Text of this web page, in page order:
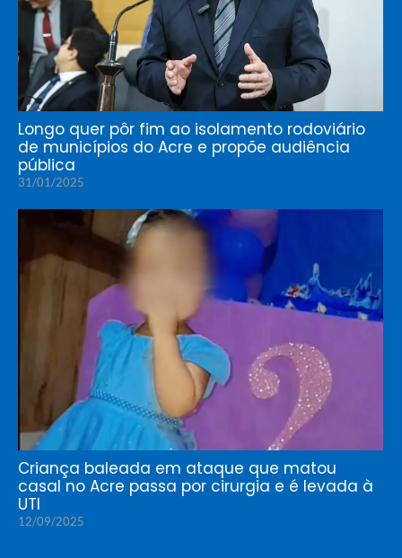
Longo quer pôr fim ao isolamento rodoviário
de municípios do Acre e propõe audiência
pública
31/01/2025
Criança baleada em ataque que matou
casal no Acre passa por cirurgia e é levada à
UTI
12/09/2025